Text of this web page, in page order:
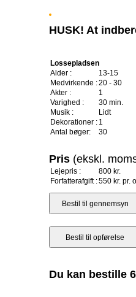
HUSK! At
Lossepladsen
Alder :
13-15
Medvirkende :20 - 30
Akter :
1
Varighed :
30 min.
Musik :
Lidt
Dekorationer : 1
Antal bøger:
30
Pris (ekskl.
Lejepris :
800 kr.
Forfatterafgift :550 kr. pr.
Du kan bestille